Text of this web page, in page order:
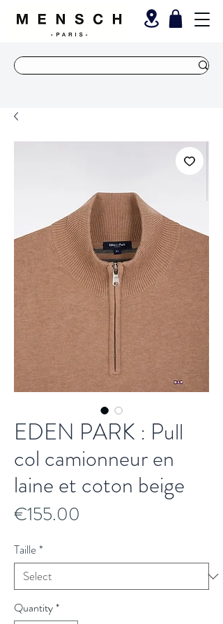
EDEN PARK : Pull
col camionneur en
laine et coton beige
€155.00
Taille*
Quantity*